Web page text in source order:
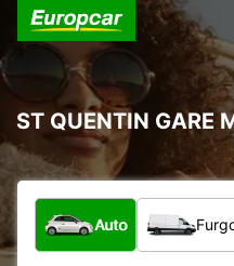
ST QUENTIN GARE
Scegli la tipologia di
Auto